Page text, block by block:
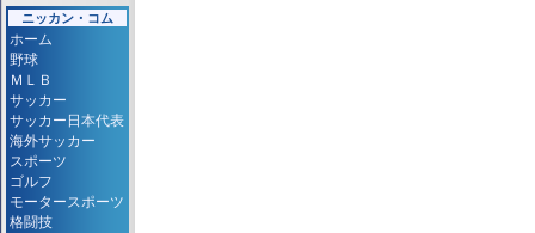
ニッカン・コム
ホーム
野球
ＭＬＢ
サッカー
サッカー日本代表
海外サッカー
スポーツ
ゴルフ
モータースポーツ
格闘技